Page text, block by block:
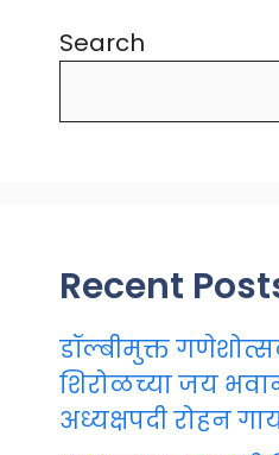
Search
Recent
डॉल्बीमुक्त
शिरोळच्या जय
अध्यक्षपदी रोहन